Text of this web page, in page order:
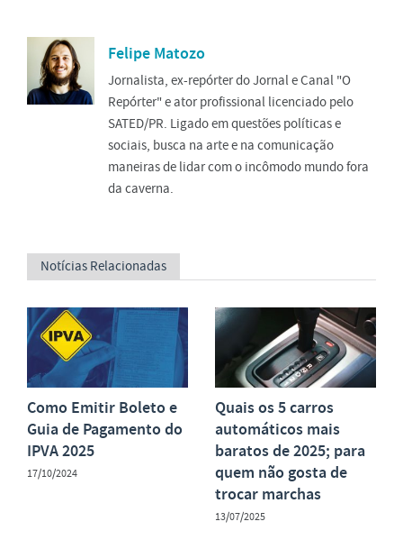
Felipe Matozo
Jornalista, ex-repórter do Jornal e Canal "O
Repórter" e ator profissional licenciado pelo
SATED/PR. Ligado em questões políticas e
sociais, busca na arte e na comunicação
maneiras de lidar com o incômodo mundo fora
da caverna.
Notícias Relacionadas
Como Emitir Boleto e
Guia de Pagamento do
IPVA 2025
17/10/2024
Quais os 5 carros
automáticos mais
baratos de 2025; para
quem não gosta de
trocar marchas
13/07/2025